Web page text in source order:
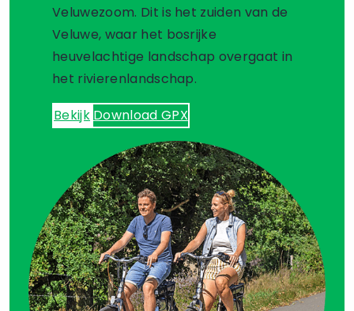
Veluwezoom. Dit is het zuiden van de
Veluwe, waar het bosrijke
heuvelachtige landschap overgaat in
het rivierenlandschap.
Bekijk Download GPX